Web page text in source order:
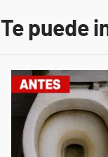
Te puede